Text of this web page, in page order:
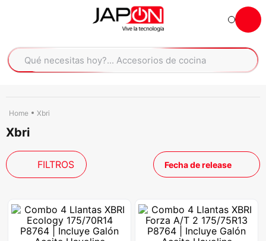
Hola... qué necesitas hoy?
Qué necesitas hoy?... Accesorios de cocina
Xbri
Xbri
FILTROS Fecha de release
1 . moto
2
3. lavadora
scooter
6. laptop
7. celular